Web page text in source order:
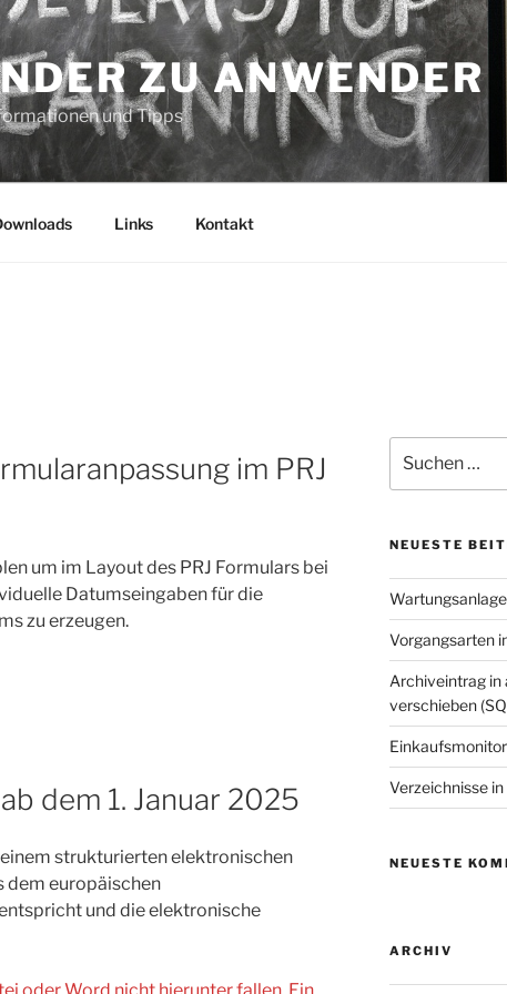
ZU ANWENDER
und Tipps
Links Kontakt
im PRJ
um im Layout des PRJ Formulars bei
Datumseingaben für die
zu erzeugen.
dem 1. Januar 2025
strukturierten elektronischen
dem europäischen
und die elektronische
nach:
NEUESTE
Vorgangsarten
Archiveintrag in
verschieben
Verzeichnisse
NEUESTE
ARCHIV